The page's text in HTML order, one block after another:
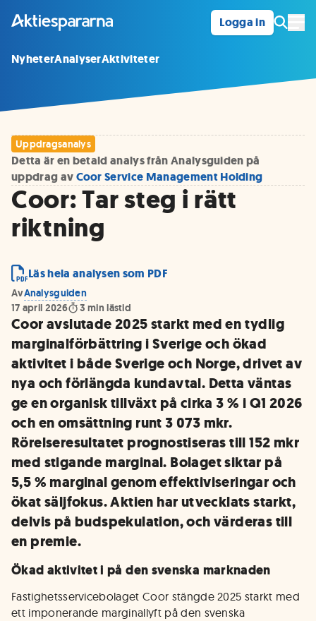
Logga in
NyheterAnalyserAktiviteter
Uppdragsanalys
Detta är en betald analys från Analysguiden på
uppdrag avCoor Service Management Holding
Coor: Tar steg i rätt
riktning
Läs hela analysen som PDF
AvAnalysguiden
17 april 2026
3 min lästid
Coor avslutade 2025 starkt med en tydlig
marginalförbättring i Sverige och ökad
aktivitet i både Sverige och Norge, drivet av
nya och förlängda kundavtal. Detta väntas
ge en organisk tillväxt på cirka 3 % i Q1 2026
och en omsättning runt 3 073 mkr.
Rörelseresultatet prognostiseras till 152 mkr
med stigande marginal. Bolaget siktar på
5,5 % marginal genom effektiviseringar och
ökat säljfokus. Aktien har utvecklats starkt,
delvis på budspekulation, och värderas till
en premie.
Ökad aktivitet i på den svenska marknaden
Fastighetsservicebolaget Coor stängde 2025 starkt med
ett imponerande marginallyft på den svenska